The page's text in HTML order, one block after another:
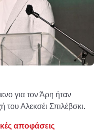
για τον Άρη ήταν
του Αλεκσέι Σπιλέβσκι.
αποφάσεις